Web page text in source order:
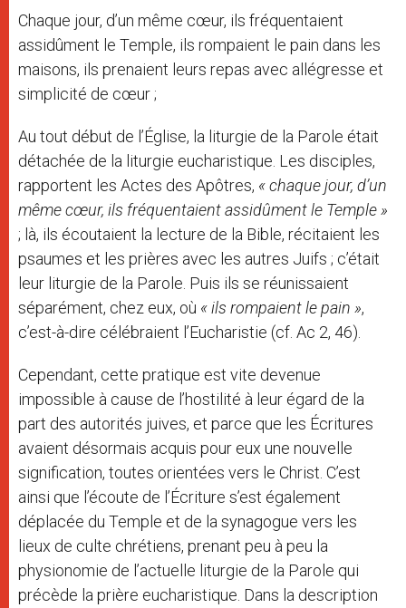
Chaque jour, d’un même cœur, ils fréquentaient
assidûment le Temple, ils rompaient le pain dans les
maisons, ils prenaient leurs repas avec allégresse et
simplicité de cœur ;
Au tout début de l’Église, la liturgie de la Parole était
détachée de la liturgie eucharistique. Les disciples,
rapportent les Actes des Apôtres, « chaque jour, d’un
même cœur, ils fréquentaient assidûment le Temple »
; là, ils écoutaient la lecture de la Bible, récitaient les
psaumes et les prières avec les autres Juifs ; c’était
leur liturgie de la Parole. Puis ils se réunissaient
séparément, chez eux, où « ils rompaient le pain »,
c’est-à-dire célébraient l’Eucharistie (cf. Ac 2, 46).
Cependant, cette pratique est vite devenue
impossible à cause de l’hostilité à leur égard de la
part des autorités juives, et parce que les Écritures
avaient désormais acquis pour eux une nouvelle
signification, toutes orientées vers le Christ. C’est
ainsi que l’écoute de l’Écriture s’est également
déplacée du Temple et de la synagogue vers les
lieux de culte chrétiens, prenant peu à peu la
physionomie de l’actuelle liturgie de la Parole qui
précède la prière eucharistique. Dans la description